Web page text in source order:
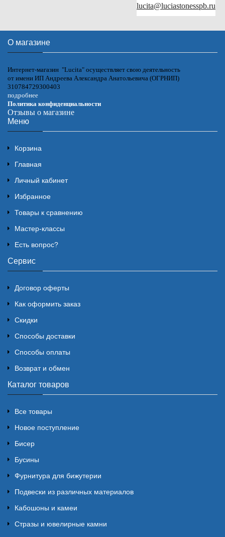
lucita@luciastonesspb.ru
О магазине
Интернет-магазин "Lucita" осуществляет свою деятельность
от имени ИП Андреева Александра Анатольевича (ОГРНИП)
310784729300403
подробнее
Политика конфиденциальности
Отзывы о магазине
Меню
Корзина
Главная
Личный кабинет
Избранное
Товары к сравнению
Мастер-классы
Есть вопрос?
Сервис
Договор оферты
Как оформить заказ
Скидки
Способы доставки
Способы оплаты
Возврат и обмен
Каталог товаров
Все товары
Новое поступление
Бисер
Бусины
Фурнитура для бижутерии
Подвески из различных материалов
Кабошоны и камеи
Стразы и ювелирные камни